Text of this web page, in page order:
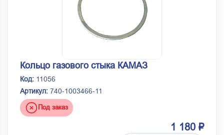
Кольцо газового стыка КАМАЗ
Код: 11056
Артикул: 740-1003466-11
Под заказ
1 180 ₽